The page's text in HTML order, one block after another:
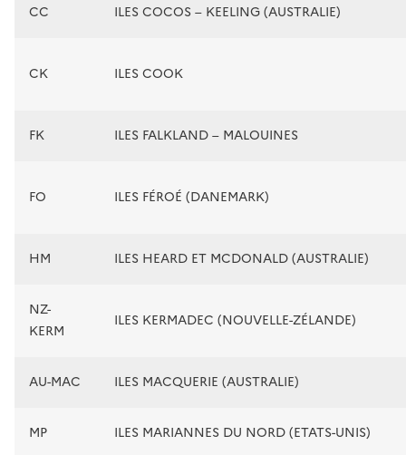
CC ILES COCOS – KEELING (AUSTRALIE)
CK ILES COOK
FK ILES FALKLAND – MALOUINES
FO ILES FÉROÉ (DANEMARK)
HM ILES HEARD ET MCDONALD (AUSTRALIE)
NZ-
KERM
ILES KERMADEC (NOUVELLE-ZÉLANDE)
AU-MAC ILES MACQUERIE (AUSTRALIE)
MP ILES MARIANNES DU NORD (ETATS-UNIS)